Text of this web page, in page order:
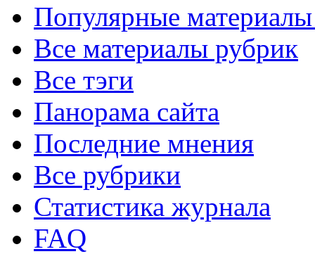
Популярные
Все материалы рубрик
Все тэги
Панорама сайта
Последние мнения
Все рубрики
Статистика журнала
FAQ